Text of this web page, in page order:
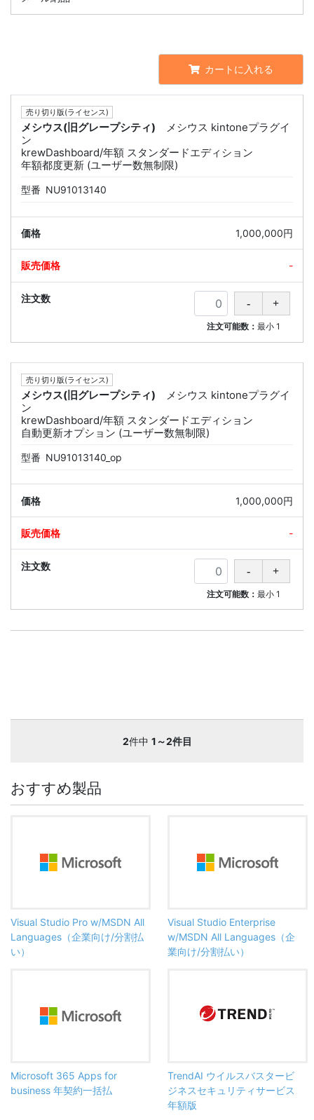
カートに入れる
売り切り版(ライセンス)
メシウス(旧グレープシティ)
メシウス kintoneプラグイ
ン
krewDashboard/年額 スタンダードエディション
年額都度更新 (ユーザー数無制限)
型番 NU91013140
1,000,000円
-
注文可能数：最小 1
売り切り版(ライセンス)
メシウス(旧グレープシティ)
メシウス kintoneプラグイ
ン
krewDashboard/年額 スタンダードエディション
自動更新オプション (ユーザー数無制限)
型番 NU91013140_op
1,000,000円
-
注文可能数：最小 1
2件中 1～2件目
おすすめ製品
Visual Studio Pro w/MSDN All
Languages（企業向け/分割払
い）
Visual Studio Enterprise
w/MSDN All Languages（企
業向け/分割払い）
Microsoft 365 Apps for
business 年契約一括払
TrendAI ウイルスバスタービ
ジネスセキュリティサービス
年額版